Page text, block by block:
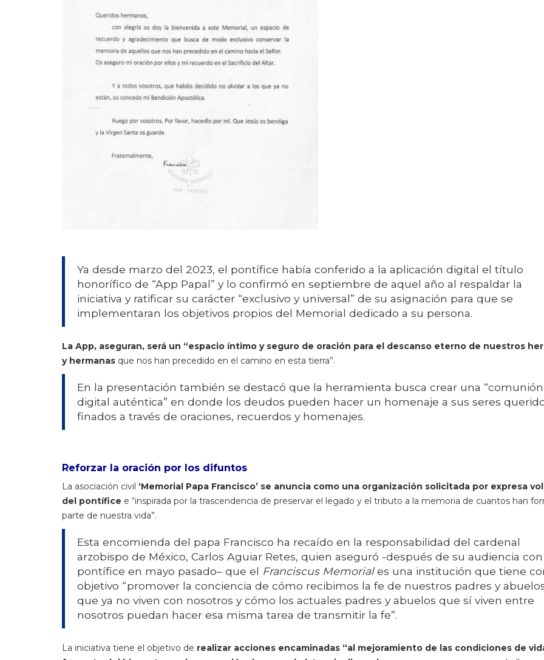
Ya desde marzo del 2023, el pontífice había conferido a la aplicación digital el título
honorífico de “App Papal” y lo confirmó en septiembre de aquel año al respaldar la
iniciativa y ratificar su carácter “exclusivo y universal” de su asignación para que se
implementaran los objetivos propios del Memorial dedicado a su persona.
La App, aseguran, será un “espacio íntimo y seguro de oración para el descanso eterno de nuestros
y hermanas que nos han precedido en el camino en esta tierra”.
En la presentación también se destacó que la herramienta busca crear una “comunión
digital auténtica” en donde los deudos pueden hacer un homenaje a sus seres
finados a través de oraciones, recuerdos y homenajes.
Reforzar la oración por los difuntos
La asociación civil ‘Memorial Papa Francisco’ se anuncia como una organización solicitada por expresa
del pontífice e “inspirada por la trascendencia de preservar el legado y el tributo a la memoria de cuantos han
parte de nuestra vida”.
Esta encomienda del papa Francisco ha recaído en la responsabilidad del cardenal
arzobispo de México, Carlos Aguiar Retes, quien aseguró -después de su audiencia
pontífice en mayo pasado– que el Franciscus Memoriales una institución que tiene
objetivo “promover la conciencia de cómo recibimos la fe de nuestros padres y
que ya no viven con nosotros y cómo los actuales padres y abuelos que sí viven entre
nosotros puedan hacer esa misma tarea de transmitir la fe”.
La iniciativa tiene el objetivo de realizar acciones encaminadas “al mejoramiento de las condiciones de